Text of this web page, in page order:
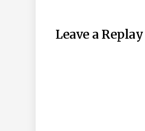
Leave a Replay